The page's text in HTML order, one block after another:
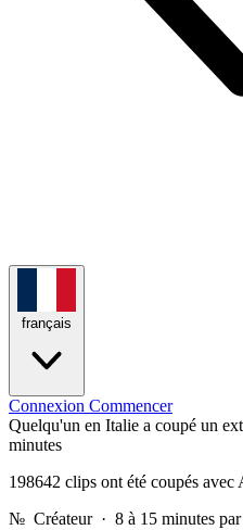
français
Connexion Commencer
Quelqu'un en Italie a coupé un
minutes
198642 clips ont été coupés avec
№ Créateur · 8 à 15 minutes